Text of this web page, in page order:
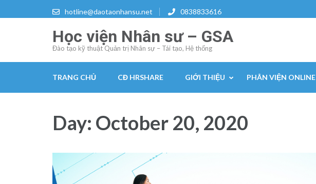
to
Enter)
hotline@daotaonhansu.net 0838833616
Học viện Nhân sư – GSA
Đào tạo kỹ thuật Quản trị Nhân sự – Tái tạo, Hệ thống
TRANG CHỦ CĐ HRSHARE GIỚI THIỆU PHÂN VIỆN ONLINE
Day: October 20, 2020